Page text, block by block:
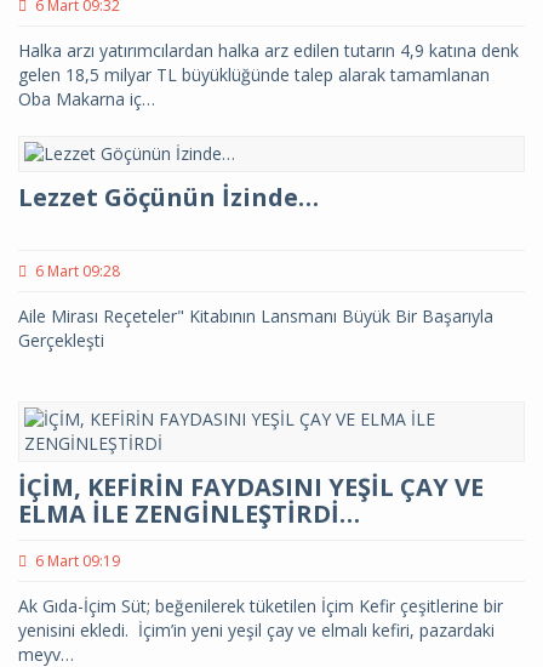
6 Mart 09:32
Halka arzı yatırımcılardan halka arz edilen tutarın 4,9 katına denk
gelen 18,5 milyar TL büyüklüğünde talep alarak tamamlanan
Oba Makarna iç…
Lezzet Göçünün İzinde…
6 Mart 09:28
Aile Mirası Reçeteler" Kitabının Lansmanı Büyük Bir Başarıyla
Gerçekleşti
İÇİM, KEFİRİN FAYDASINI YEŞİL ÇAY VE
ELMA İLE ZENGİNLEŞTİRDİ…
6 Mart 09:19
Ak Gıda-İçim Süt; beğenilerek tüketilen İçim Kefir çeşitlerine bir
yenisini ekledi. İçim’in yeni yeşil çay ve elmalı kefiri, pazardaki
meyv…